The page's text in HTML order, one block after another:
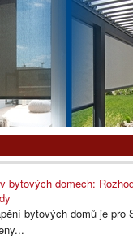
bytových domech:
bytových domů je pro